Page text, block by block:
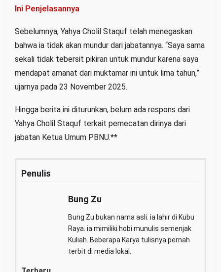
Ini Penjelasannya
Sebelumnya, Yahya Cholil Staquf telah menegaskan
bahwa ia tidak akan mundur dari jabatannya. “Saya sama
sekali tidak tebersit pikiran untuk mundur karena saya
mendapat amanat dari muktamar ini untuk lima tahun,”
ujarnya pada 23 November 2025.
Hingga berita ini diturunkan, belum ada respons dari
Yahya Cholil Staquf terkait pemecatan dirinya dari
jabatan Ketua Umum PBNU.**
Penulis
Bung Zu
Bung Zu bukan nama asli. ia lahir di Kubu
Raya. ia mimiliki hobi munulis semenjak
Kuliah. Beberapa Karya tulisnya pernah
terbit di media lokal.